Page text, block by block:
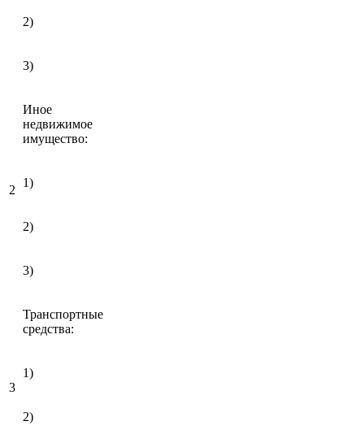
2)
3)
2
Иное
недвижимое
имущество:
1)
2)
3)
3
Транспортные
средства:
1)
2)